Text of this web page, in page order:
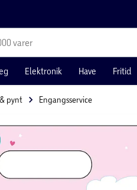
varer
Elektronik Have Fritid
pynt Engangsservice